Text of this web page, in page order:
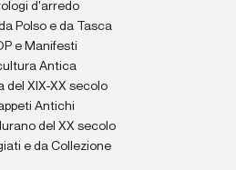
d'arredo
Polso e da Tasca
e Manifesti
Antica
del XIX-XX secolo
Antichi
del XX secolo
e da Collezione